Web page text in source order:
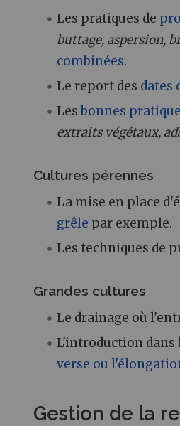
Les pratiques de
buttage, aspersion,
combinées.
Le report des dates
Lesbonnes
extraits végétaux,
Cultures pérennes
La mise en place
grêle par exemple.
Les techniques de
Grandes cultures
Le drainage où
L'introduction
verse ou
Gestion de la